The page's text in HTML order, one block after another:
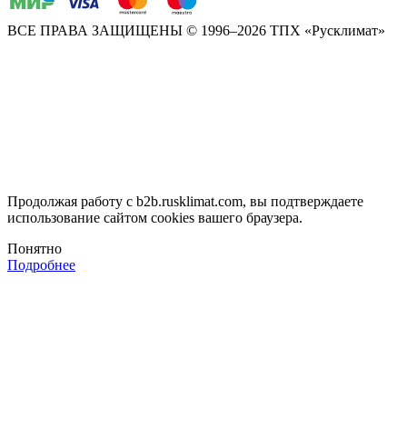
ВСЕ ПРАВА ЗАЩИЩЕНЫ © 1996–2026 ТПХ «Русклимат»
Продолжая работу с b2b.rusklimat.com, вы подтверждаете
использование сайтом cookies вашего браузера.
Понятно
Подробнее